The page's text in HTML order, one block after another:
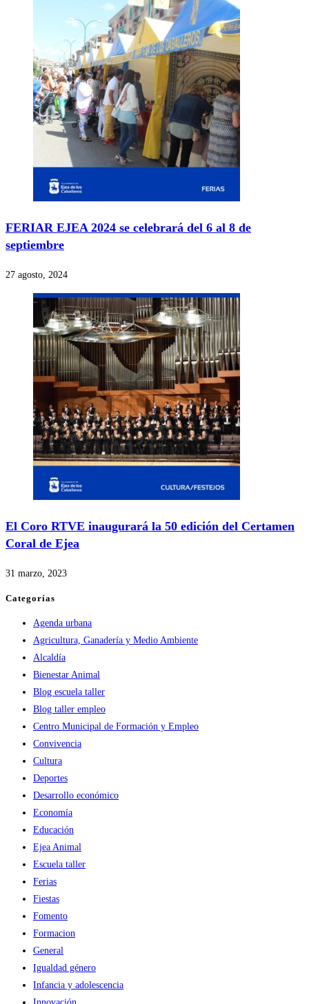
FERIAR EJEA 2024 se celebrará del 6 al 8 de
septiembre
27 agosto, 2024
El Coro RTVE inaugurará la 50 edición del Certamen
Coral de Ejea
31 marzo, 2023
Categorías
Agenda urbana
Agricultura, Ganadería y Medio Ambiente
Alcaldía
Bienestar Animal
Blog escuela taller
Blog taller empleo
Centro Municipal de Formación y Empleo
Convivencia
Cultura
Deportes
Desarrollo económico
Economía
Educación
Ejea Animal
Escuela taller
Ferias
Fiestas
Fomento
Formacion
General
Igualdad género
Infancia y adolescencia